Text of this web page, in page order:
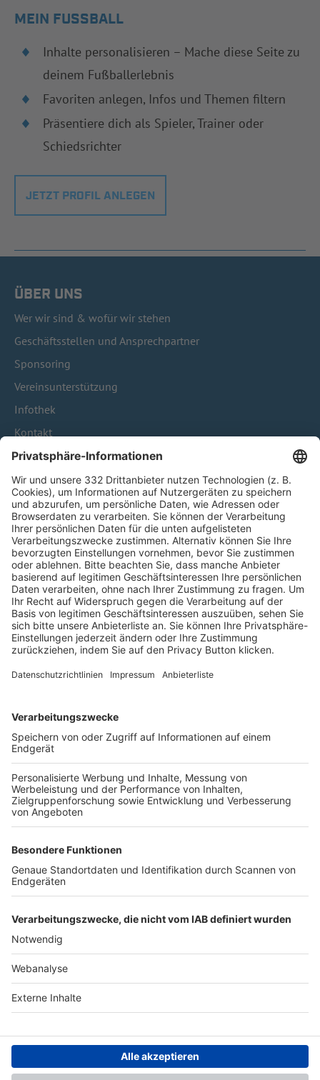
MEIN FUSSBALL
Inhalte personalisieren – Mache diese Seite zu
deinem Fußballerlebnis
Favoriten anlegen, Infos und Themen filtern
Präsentiere dich als Spieler, Trainer oder
Schiedsrichter
JETZT PROFIL ANLEGEN
ÜBER UNS
Wer wir sind & wofür wir stehen
Geschäftsstellen und Ansprechpartner
Sponsoring
Vereinsunterstützung
Infothek
Kontakt
HÄUFIG BESUCHTE SEITEN
Pässe und Vereinswechsel
Trainerausbildung
Schulungsangebot Vereinsmitarbeiter
BFV-Geschäftsstellen
Trainerbörse
Login SpielPlus
FOLGE DEM BFV
TOP-VEREINE
TOP-PARTNER
Nutzungsbedingungen Datenschutz Impressum